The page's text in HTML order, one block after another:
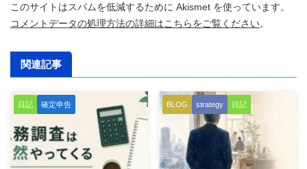
このサイトはスパムを低減するために Akismet を使っています。
コメントデータの処理方法の詳細はこちらをご覧ください。
関連記事
日記 確定申告 BLOG strategy 日記